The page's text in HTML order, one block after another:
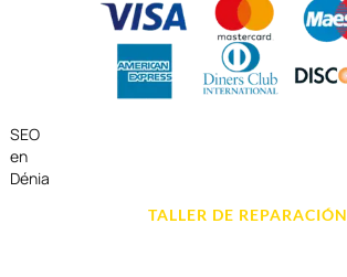
SEO
en
Dénia
TALLER DE REPARACIÓN